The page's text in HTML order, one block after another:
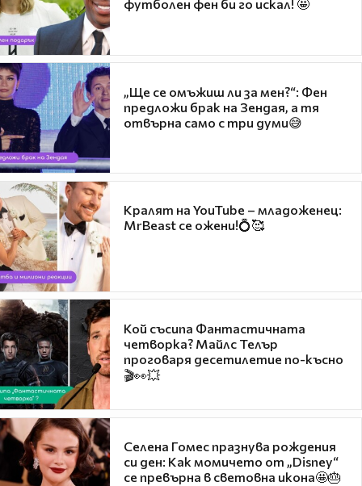
футболен фен би го искал! 🤩
„Ще се омъжиш ли за мен?“: Фен
предложи брак на Зендая, а тя
отвърна само с три думи😅
Кралят на YouTube – младоженец:
MrBeast се ожени!💍🥰
Кой съсипа Фантастичната
четворка? Майлс Телър
проговаря десетилетие по-късно
🎬👀💥
Селена Гомес празнува рождения
си ден: Как момичето от „Disney“
се превърна в световна икона🤩🎂